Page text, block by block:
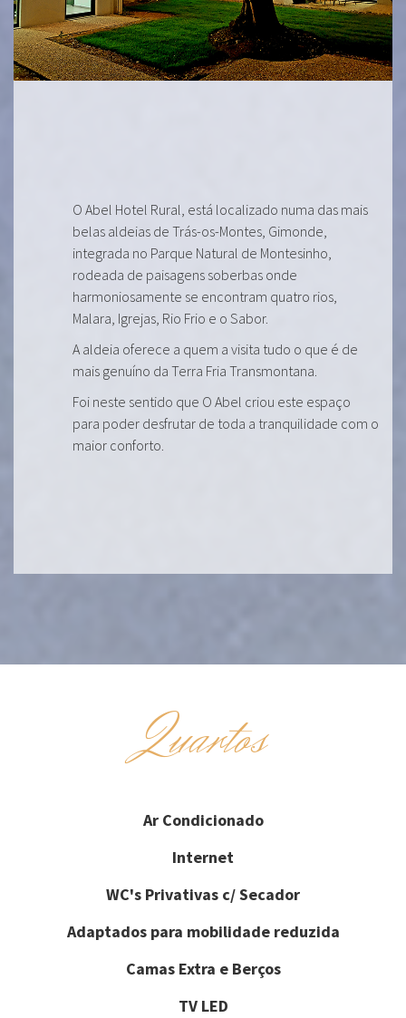
O Abel Hotel Rural, está localizado numa das mais
belas aldeias de Trás-os-Montes, Gimonde,
integrada no Parque Natural de Montesinho,
rodeada de paisagens soberbas onde
harmoniosamente se encontram quatro rios,
Malara, Igrejas, Rio Frio e o Sabor.
A aldeia oferece a quem a visita tudo o que é de
mais genuíno da Terra Fria Transmontana.
Foi neste sentido que O Abel criou este espaço
para poder desfrutar de toda a tranquilidade com o
maior conforto.
Quartos
Ar Condicionado
Internet
WC's Privativas c/ Secador
Adaptados para mobilidade reduzida
Camas Extra e Berços
TV LED